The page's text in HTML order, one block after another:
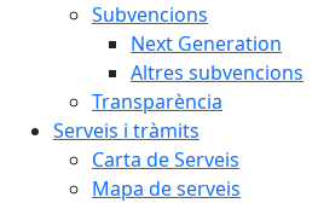
Subvencions
Next Generation
Altres subvencions
Transparència
Serveis i tràmits
Carta de Serveis
Mapa de serveis